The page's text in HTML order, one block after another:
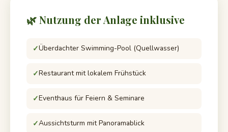
🌿 Nutzung der Anlage inklusive
Überdachter Swimming-Pool (Quellwasser)
Restaurant mit lokalem Frühstück
Eventhaus für Feiern & Seminare
Aussichtsturm mit Panoramablick